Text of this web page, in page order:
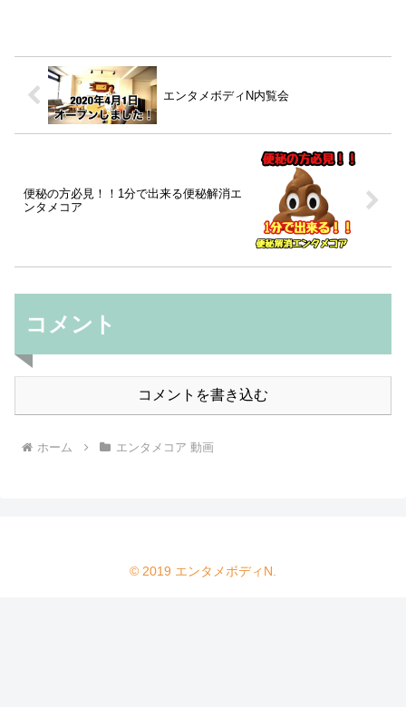
エンタメボディN内覧会
便秘の方必見！！1分で出来る便秘解消エ
ンタメコア
コメント
コメントを書き込む
ホーム エンタメコア 動画
© 2019 エンタメボディN.